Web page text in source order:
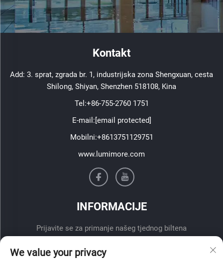
Kontakt
Add: 3. sprat, zgrada br. 1, industrijska zona Shengxuan, cesta
Shilong, Shiyan, Shenzhen 518108, Kina
Tel:+86-755-2760 1751
E-mail:[email protected]
Mobilni:+8613751129751
www.lumimore.com
INFORMACIJE
Prijavite se za primanje našeg tjednog biltena
We value your privacy